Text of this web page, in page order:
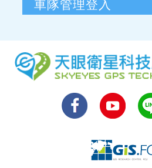
車隊管理登入